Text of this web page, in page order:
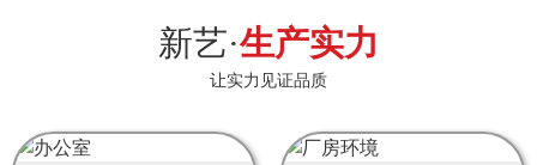
新艺·生产实力
让实力见证品质